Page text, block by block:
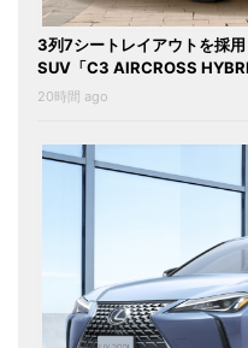
3列7シートレイアウトを採
SUV「C3 AIRCROSS
20時間 ago